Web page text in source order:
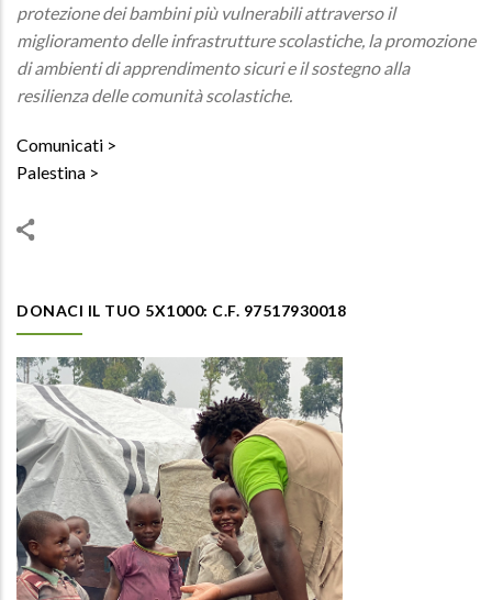
protezione dei bambini più vulnerabili attraverso il
miglioramento delle infrastrutture scolastiche, la promozione
di ambienti di apprendimento sicuri e il sostegno alla
resilienza delle comunità scolastiche.
Comunicati
Palestina
DONACI IL TUO 5X1000: C.F. 97517930018